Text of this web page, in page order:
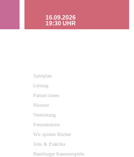
16.09.2026
19:30 UHR
Spielplan
Leitung
Partner:innen
Historie
Vermietung
Freundeskreis
Wir spielen Bücher
Jobs & Praktika
Hamburger Kammerspiele